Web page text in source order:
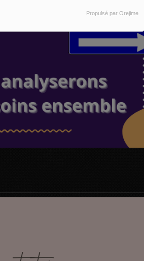
Propulsé par Orejime